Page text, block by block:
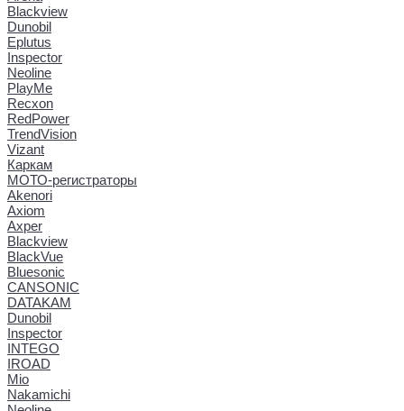
Blackview
Dunobil
Eplutus
Inspector
Neoline
PlayMe
Recxon
RedPower
TrendVision
Vizant
Каркам
МОТО-регистраторы
Akenori
Axiom
Axper
Blackview
BlackVue
Bluesonic
CANSONIC
DATAKAM
Dunobil
Inspector
INTEGO
IROAD
Mio
Nakamichi